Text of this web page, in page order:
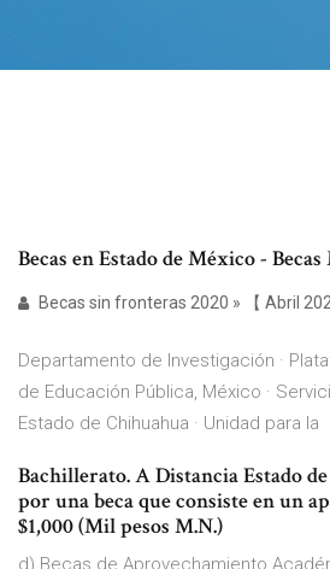
Becas en Estado de México -
Becas sin fronteras 2020 » 【 Abril
Departamento de Investigación ·
de Educación Pública, México ·
Estado de Chihuahua · Unidad para la
Bachillerato. A Distancia Estado
por una beca que consiste en un
$1,000 (Mil pesos M.N.)